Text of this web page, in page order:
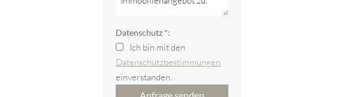
Datenschutz *:
Ich bin mit den
Datenschutzbestimmungen
einverstanden.